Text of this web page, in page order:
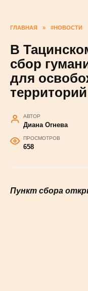
ГЛАВНАЯ » #НОВОСТИ
В
сбор
для
территорий
АВТОР
Диана Огнева
ПРОСМОТРОВ
658
Пункт сбора